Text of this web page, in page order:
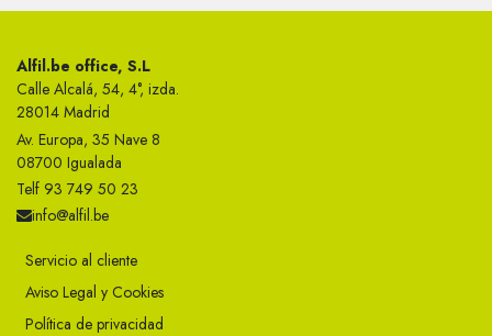
Alfil.be office, S.L
Calle Alcalá, 54, 4°, izda.
28014 Madrid
Av. Europa, 35 Nave 8
08700 Igualada
Telf 93 749 50 23
info@alfil.be
Servicio al cliente
Aviso Legal y Cookies
Política de privacidad